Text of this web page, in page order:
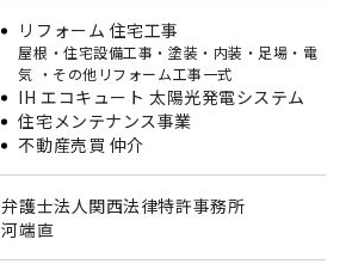
リフォーム 住宅工事
屋根・住宅設備工事・塗装・内装・足場・電
気 ・その他リフォーム工事一式
IH エコキュート 太陽光発電システム
住宅メンテナンス事業
不動産売買 仲介
弁護士法人関西法律特許事務所
河端直